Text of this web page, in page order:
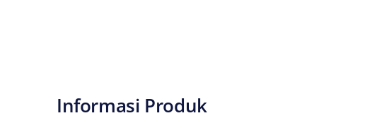
Informasi Produk